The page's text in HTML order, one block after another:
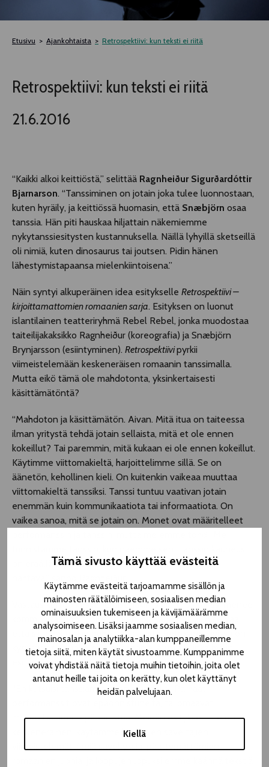
Tämä sivusto käyttää evästeitä
Käytämme evästeitä tarjoamamme sisällön ja
mainosten räätälöimiseen, sosiaalisen median
ominaisuuksien tukemiseen ja kävijämäärämme
analysoimiseen. Lisäksi jaamme sosiaalisen median,
mainosalan ja analytiikka-alan kumppaneillemme
tietoja siitä, miten käytät sivustoamme. Kumppanimme
voivat yhdistää näitä tietoja muihin tietoihin, joita olet
antanut heille tai joita on kerätty, kun olet käyttänyt
heidän palvelujaan.
Kiellä
TELTTALAB
TAPAHTUMIEN YÖ
Etusivu Ajankohtaista Retrospektiivi: kun teksti ei riitä
Retrospektiivi: kun teksti ei riitä
21.6.2016
“Kaikki alkoi keittiöstä,” selittää Ragnheiður Sigurðardóttir
Bjarnarson. “Tanssiminen on jotain joka tulee luonnostaan,
kuten hyräily, ja keittiössä huomasin, että Snæbjörn osaa
tanssia. Hän piti hauskaa hiljattain näkemiemme
nykytanssiesitysten kustannuksella. Näillä lyhyillä sketseillä
oli nimiä, kuten dinosaurus tai joutsen. Pidin hänen
lähestymistapaansa mielenkiintoisena.”
Näin syntyi alkuperäinen idea esitykselle Retrospektiivi –
kirjoittamattomien romaanien sarja. Esityksen on luonut
islantilainen teatteriryhmä Rebel Rebel, jonka muodostaa
taiteilijakaksikko Ragnheiður (koreografia) ja Snæbjörn
Brynjarsson (esiintyminen). Retrospektiivipyrkii
viimeistelemään keskeneräisen romaanin tanssimalla.
Mutta eikö tämä ole mahdotonta, yksinkertaisesti
käsittämätöntä?
“Mahdoton ja käsittämätön. Aivan. Mitä itua on taiteessa
ilman yritystä tehdä jotain sellaista, mitä et ole ennen
kokeillut? Tai paremmin, mitä kukaan ei ole ennen kokeillut.
Käytimme viittomakieltä, harjoittelimme sillä. Se on
äänetön, kehollinen kieli. On kuitenkin vaikeaa muuttaa
viittomakieltä tanssiksi. Tanssi tuntuu vaativan jotain
enemmän kuin kommunikaatiota tai informaatiota. On
vaikea sanoa, mitä se jotain on. Monet ovat määritelleet
on eräällä tapaa siinä, että sen tunteakseen on se
Vastaus kertoo keskeneräisenäkin paljon. Jos tanssi menee
kommunikaation tuolle puolen, on sanomattakin selvää,
että siitä voi tuskin puhua. Juuri tästä Retrospektiivissä on
kysymys: siitä, jolle ei löydy sanoja. Mutta kuinka hyvin
esitys onnistuu tästä aiheesta kertomaan?
“En kutsuisi tanssiamme onnistuneeksi. Parhaat
mahdollisuuden epäonnistua. Meidän esityksemme on
keskeneräinen: käytämme kuuluisien säveltäjien
viimeistelemättömiä sävellyksiä, päättymättömien